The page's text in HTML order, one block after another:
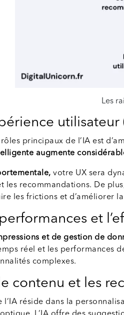
Les
utilisateur
principaux de l’IA est
augmente
votre UX sera
les recommandations. De
les frictions et d’améliorer
et
et de gestion de
réel et les performances
complexes.
contenu et les
l’IA réside dans la